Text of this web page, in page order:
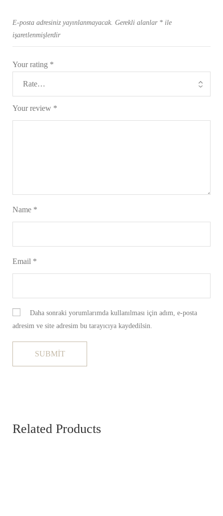
E-posta adresiniz yayınlanmayacak. Gerekli alanlar * ile
işaretlenmişlerdir
Your rating *
Your review *
Name *
Email *
Daha sonraki yorumlarımda kullanılması için adım, e-posta
adresim ve site adresim bu tarayıcıya kaydedilsin.
Related Products